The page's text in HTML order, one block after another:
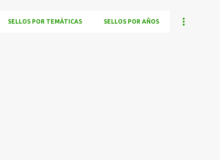
SELLOS POR TEMÁTICAS SELLOS POR AÑOS